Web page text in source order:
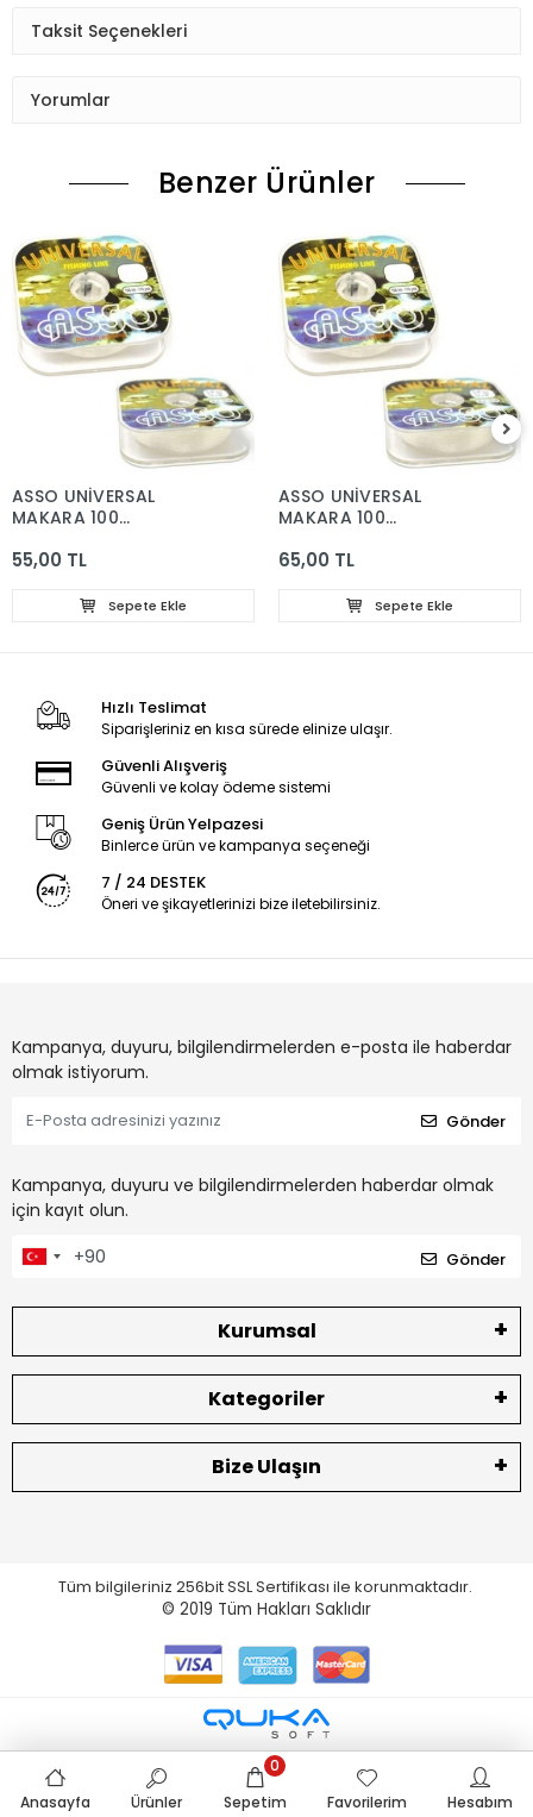
Taksit Seçenekleri
Yorumlar
Benzer Ürünler
ASSO UNİVERSAL
MAKARA 100
55,00 TL
Sepete Ekle
ASSO UNİVERSAL
MAKARA 100
65,00 TL
Sepete Ekle
Hızlı Teslimat
Siparişleriniz en kısa sürede elinize ulaşır.
Güvenli Alışveriş
Güvenli ve kolay ödeme sistemi
Geniş Ürün Yelpazesi
Binlerce ürün ve kampanya seçeneği
7 / 24 DESTEK
Öneri ve şikayetlerinizi bize iletebilirsiniz.
Kampanya, duyuru, bilgilendirmelerden e-posta ile haberdar
olmak istiyorum.
Gönder
Kampanya, duyuru ve bilgilendirmelerden haberdar olmak
için kayıt olun.
Gönder
Kurumsal
Kategoriler
Bize Ulaşın
Tüm bilgileriniz 256bit SSL Sertifikası ile korunmaktadır.
© 2019 Tüm Hakları Saklıdır
Anasayfa Ürünler Sepetim
0
Favorilerim
Hesabım